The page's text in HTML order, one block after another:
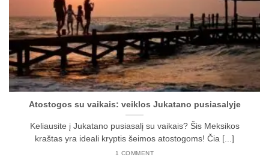
Atostogos su vaikais: veiklos Jukatano pusiasalyje
Keliausite į Jukatano pusiasalį su vaikais? Šis Meksikos
kraštas yra ideali kryptis šeimos atostogoms! Čia [...]
1 COMMENT